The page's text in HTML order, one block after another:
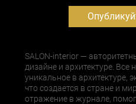
SALON-interior —
дизайне и архитектуре. Все
уникальное в архитектуре,
что создается в стране и
отражение в журнале,